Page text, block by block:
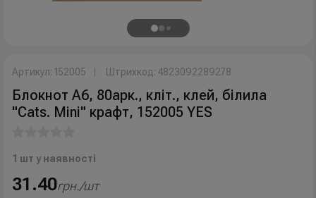
Артикул: 152005 Штрихкод: 4823092289278
Блокнот А6, 80арк., кліт., клей, білила
"Cats. Mini" крафт, 152005 YES
1 шт у наявності
31.40грн./шт